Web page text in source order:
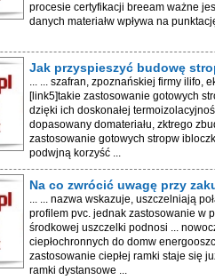
procesie certyfikacji breeam ważne
danych materiałw wpływa na
Jak przyspieszyć budowę
... ... szafran, zpoznańskiej firmy ilifo,
[link5]takie zastosowanie gotowych
dzięki ich doskonałej
dopasowany domateriału, zktrego
zastosowanie gotowych stropw
podwjną korzyść ...
Na co zwrócić uwagę przy
... ... nazwa wskazuje, uszczelniają
profilem pvc. jednak zastosowanie w
środkowej uszczelki podnosi ...
ciepłochronnych do domw
zastosowanie ciepłej ramki staje się
ramki dystansowe ...